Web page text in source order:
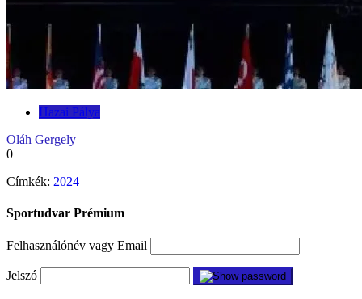
Hazai Pálya
Oláh Gergely
0
Címkék: 2024
Sportudvar Prémium
Felhasználónév vagy Email
Jelszó